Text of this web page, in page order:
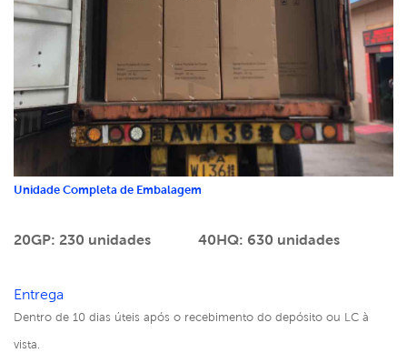
Unidade Completa de Embalagem
20GP: 230 unidades 40HQ: 630 unidades
Entrega
Dentro de 10 dias úteis após o recebimento do depósito ou LC à
vista.